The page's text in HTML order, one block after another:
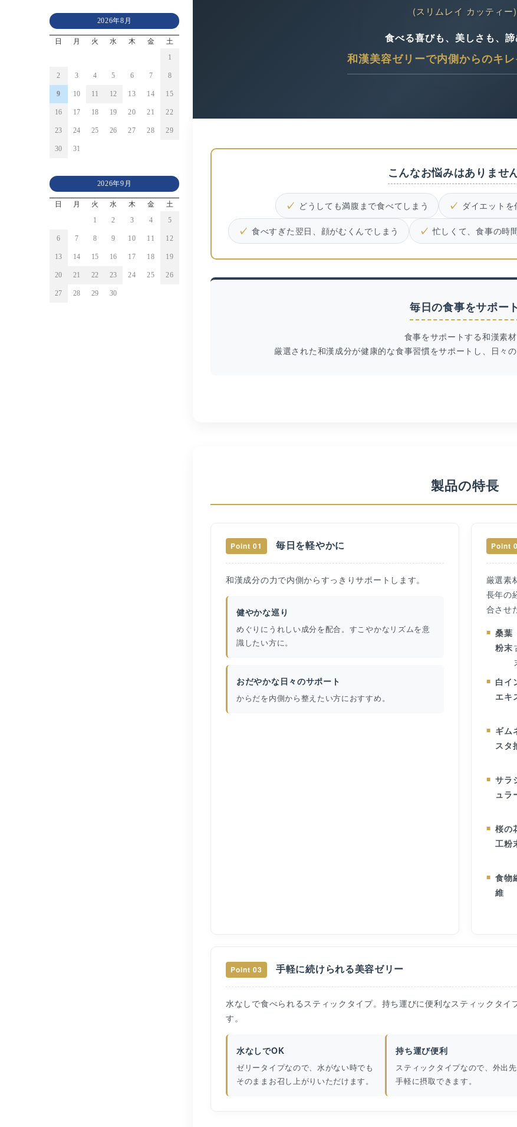
2026年8月
日 月 火 水 木 金
土
1
2 3 4 5 6 7 8
9 10 11 12 13 14 15
16 17 18 19 20 21 22
23 24 25 26 27 28 29
30 31
2026年9月
日 月 火 水 木 金
土
1
2 3 4 5
6 7 8 9 10 11 12
13 14 15 16 17 18 19
20 21 22 23 24 25 26
27 28 29 30
(スリムレイ カッティー)
食べる喜びも、美しさも、
和漢美容ゼリーで内側からのキ
こんなお悩みはありませ
どうしても満腹まで食べてしまう ダイエット
食べすぎた翌日、顔がむくんでしまう 忙しくて、食事の時
毎日の食事をサポート
食事をサポートする和漢素材
厳選された和漢成分が健康的な食事習慣をサポートし、日々
製品の特長
Point 01 毎日を軽やかに
和漢成分の力で内側からすっきりサポートします。
健やかな巡り
めぐりにうれしい成分を配合。すこやかなリズムを意
識したい方に。
おだやかな日々のサポート
からだを内側から整えたい方におすすめ。
Point
厳選素
長年の
合させ
桑葉
粉末
白イ
エキ
ギム
スタ
サラ
ュラ
桜の
工粉
食物
維
Point 03 手軽に続けられる美容ゼリー
水なしで食べられるスティックタイプ。持ち運びに便利なスティックタイ
す。
水なしでOK
ゼリータイプなので、水がない時でも
そのままお召し上がりいただけます。
持ち運び便利
スティックタイプなので、外出
手軽に摂取できます。